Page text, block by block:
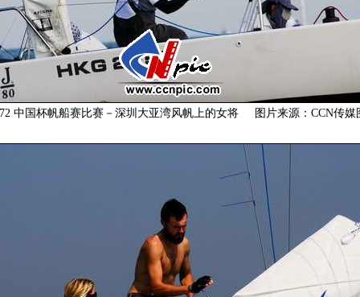
中国杯帆船赛比赛－深圳大亚湾风帆上的女将 图片来源：CCN传媒